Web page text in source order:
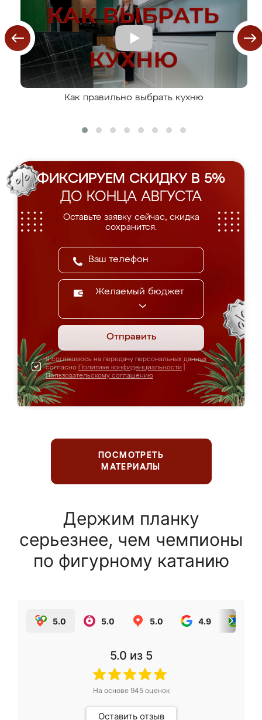
Как правильно выбрать кухню
ФИКСИРУЕМ СКИДКУ В 5%
ДО КОНЦА АВГУСТА
Оставьте заявку сейчас, скидка
сохранится.
Желаемый бюджет
Отправить
Я соглашаюсь на передачу персональных данных
согласно Политике конфиденциальности
Пользовательскому соглашению
ПОСМОТРЕТЬ
МАТЕРИАЛЫ
Держим планку
серьезнее, чем чемпионы
по фигурному катанию
5.0 5.0 5.0 4.9
5.0 из 5
На основе 945оценок
Оставить отзыв